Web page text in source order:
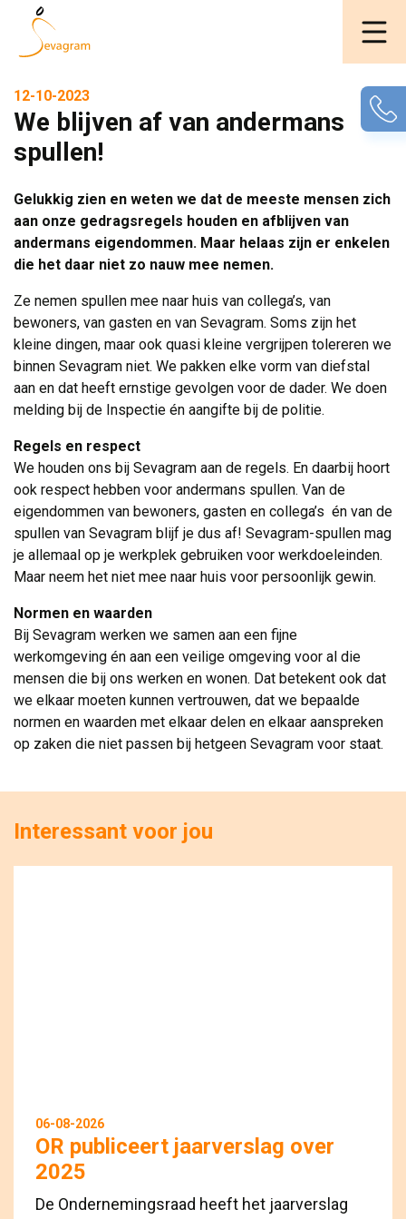
12-10-2023
We blijven af van andermans
spullen!
Gelukkig zien en weten we dat de meeste mensen zich
aan onze gedragsregels houden en afblijven van
andermans eigendommen. Maar helaas zijn er enkelen
die het daar niet zo nauw mee nemen.
Ze nemen spullen mee naar huis van collega’s, van
bewoners, van gasten en van Sevagram. Soms zijn het
kleine dingen, maar ook quasi kleine vergrijpen tolereren we
binnen Sevagram niet. We pakken elke vorm van diefstal
aan en dat heeft ernstige gevolgen voor de dader. We doen
melding bij de Inspectie én aangifte bij de politie.
Regels en respect
We houden ons bij Sevagram aan de regels. En daarbij hoort
ook respect hebben voor andermans spullen. Van de
eigendommen van bewoners, gasten en collega’s én van de
spullen van Sevagram blijf je dus af! Sevagram-spullen mag
je allemaal op je werkplek gebruiken voor werkdoeleinden.
Maar neem het niet mee naar huis voor persoonlijk gewin.
Normen en waarden
Bij Sevagram werken we samen aan een fijne
werkomgeving én aan een veilige omgeving voor al die
mensen die bij ons werken en wonen. Dat betekent ook dat
we elkaar moeten kunnen vertrouwen, dat we bepaalde
normen en waarden met elkaar delen en elkaar aanspreken
op zaken die niet passen bij hetgeen Sevagram voor staat.
Interessant voor jou
06-08-2026
OR publiceert jaarverslag over
2025
De Ondernemingsraad heeft het jaarverslag